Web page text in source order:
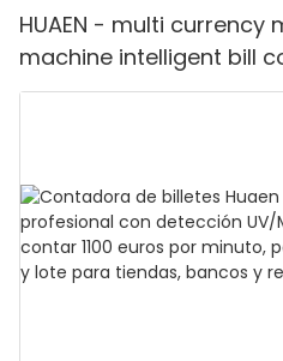
HUAEN - multi currency
machine intelligent bill
mix value counting